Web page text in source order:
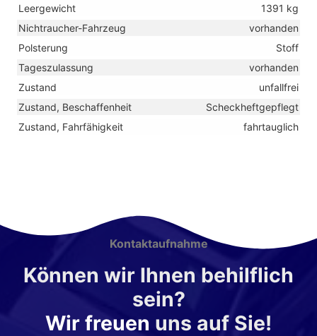
Leergewicht
1391 kg
Nichtraucher-Fahrzeug
vorhanden
Polsterung
Stoff
Tageszulassung
vorhanden
Zustand
unfallfrei
Zustand, Beschaffenheit
Scheckheftgepflegt
Zustand, Fahrfähigkeit
fahrtauglich
Kontaktaufnahme
Können wir Ihnen behilflich
sein?
Wir freuen uns auf Sie!